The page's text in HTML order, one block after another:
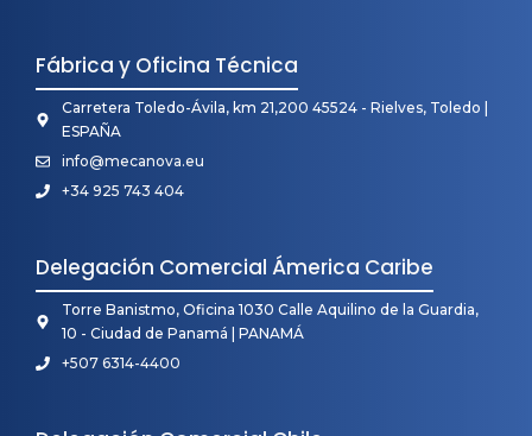
Fábrica y Oficina Técnica
Carretera Toledo-Ávila, km 21,200 45524 - Rielves, Toledo |
ESPAÑA
info@mecanova.eu
+34 925 743 404
Delegación Comercial Ámerica Caribe
Torre Banistmo, Oficina 1030 Calle Aquilino de la Guardia,
10 - Ciudad de Panamá | PANAMÁ
+507 6314-4400